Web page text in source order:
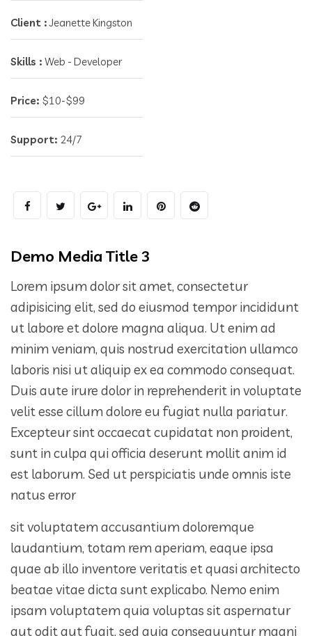
Client : Jeanette Kingston
Skills : Web - Developer
Price: $10-$99
Support: 24/7
Demo Media Title 3
Lorem ipsum dolor sit amet, consectetur
adipisicing elit, sed do eiusmod tempor incididunt
ut labore et dolore magna aliqua. Ut enim ad
minim veniam, quis nostrud exercitation ullamco
laboris nisi ut aliquip ex ea commodo consequat.
Duis aute irure dolor in reprehenderit in voluptate
velit esse cillum dolore eu fugiat nulla pariatur.
Excepteur sint occaecat cupidatat non proident,
sunt in culpa qui officia deserunt mollit anim id
est laborum. Sed ut perspiciatis unde omnis iste
natus error
sit voluptatem accusantium doloremque
laudantium, totam rem aperiam, eaque ipsa
quae ab illo inventore veritatis et quasi architecto
beatae vitae dicta sunt explicabo. Nemo enim
ipsam voluptatem quia voluptas sit aspernatur
aut odit aut fugit, sed quia consequuntur magni